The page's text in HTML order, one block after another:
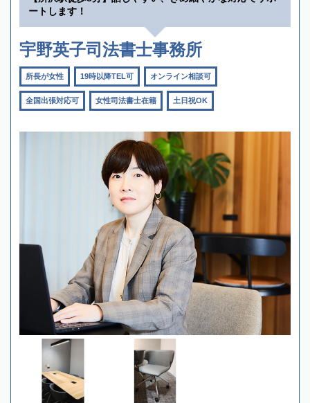
ートします！
宇野英子司法書士事務所
所長が女性 19時以降TEL可 オンライン相談可
全国出張対応可 女性司法書士在籍 土日祝OK